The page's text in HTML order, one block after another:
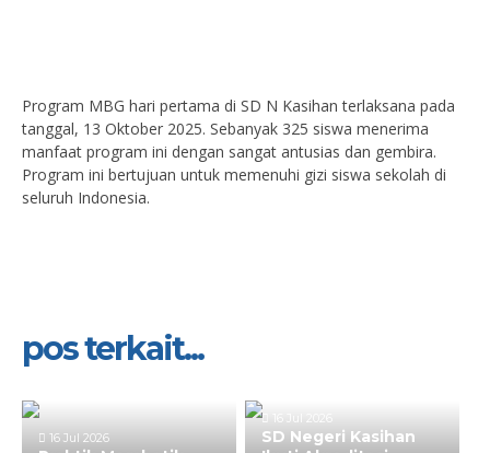
Program MBG hari pertama di SD N Kasihan terlaksana pada
tanggal, 13 Oktober 2025. Sebanyak 325 siswa menerima
manfaat program ini dengan sangat antusias dan gembira.
Program ini bertujuan untuk memenuhi gizi siswa sekolah di
seluruh Indonesia.
pos terkait...
16 Jul 2026
16 Jul 2026
SD Negeri Kasihan